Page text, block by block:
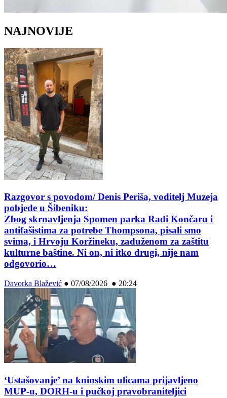
NAJNOVIJE
Razgovor s povodom/ Denis Periša, voditelj Muzeja
pobjede u Šibeniku:
Zbog skrnavljenja Spomen parka Radi Končaru i
antifašistima za potrebe Thompsona, pisali smo
svima, i Hrvoju Koržineku, zaduženom za zaštitu
kulturne baštine. Ni on, ni itko drugi, nije nam
odgovorio…
Davorka Blažević ● 07/08/2026 ● 20:24
‘Ustašovanje’ na kninskim ulicama prijavljeno
MUP-u, DORH-u i pučkoj pravobraniteljici